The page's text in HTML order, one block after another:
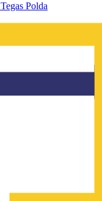
Polda